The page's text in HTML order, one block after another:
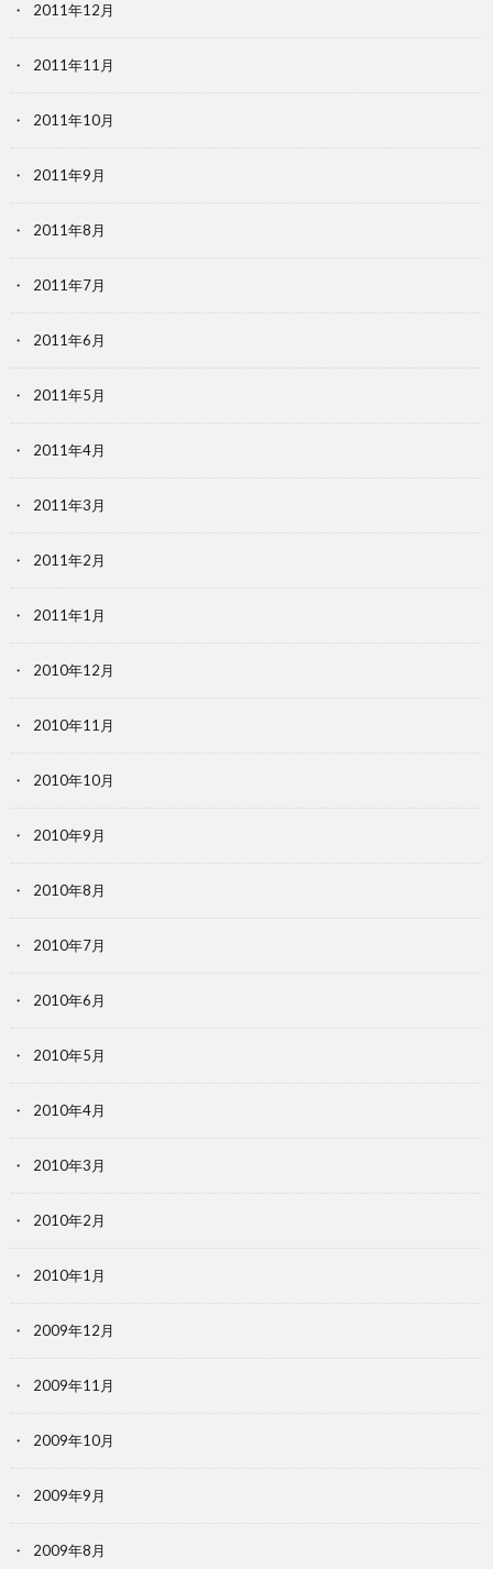
2011年12月
2011年11月
2011年10月
2011年9月
2011年8月
2011年7月
2011年6月
2011年5月
2011年4月
2011年3月
2011年2月
2011年1月
2010年12月
2010年11月
2010年10月
2010年9月
2010年8月
2010年7月
2010年6月
2010年5月
2010年4月
2010年3月
2010年2月
2010年1月
2009年12月
2009年11月
2009年10月
2009年9月
2009年8月